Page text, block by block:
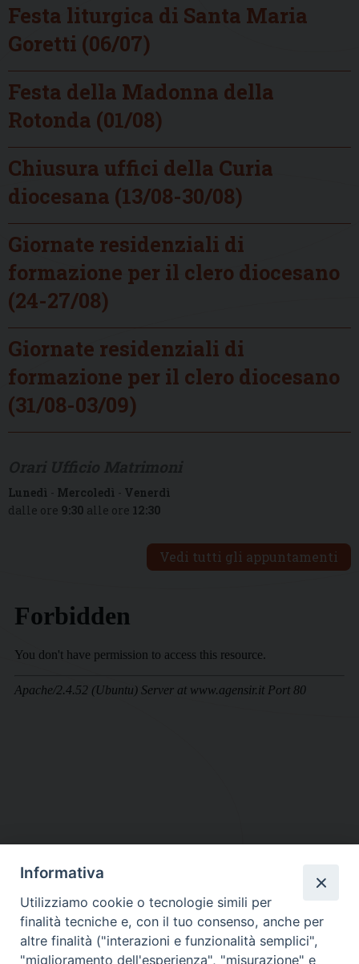
Festa liturgica di Santa Maria
Goretti (06/07)
Festa della Madonna della
Rotonda (01/08)
Chiusura uffici della Curia
diocesana (13/08-30/08)
Giornate residenziali di
formazione per il clero diocesano
(24-27/08)
Giornate residenziali di
formazione per il clero diocesano
(31/08-03/09)
Lunedì - Mercoledì - Venerdì
dalle ore 9:30 alle ore 12:30
Vedi tutti gli appuntamenti
DIOCESI SUBURBICARIA DI ALBANO
Contatti:Tel.: 06.93268401 - Fax.: 06.9323844
E-mail:curia@diocesidialbano.it
Informativa
Utilizziamo cookie o tecnologie simili per
finalità tecniche e, con il tuo consenso, anche per
altre finalità ("interazioni e funzionalità semplici",
"miglioramento dell'esperienza", "misurazione" e